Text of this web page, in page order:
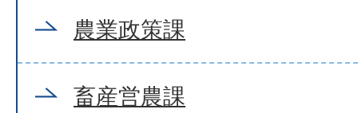
農業政策課
畜産営農課